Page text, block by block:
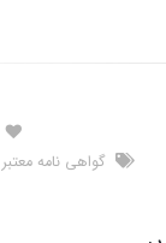
گواهی نامه معتبر